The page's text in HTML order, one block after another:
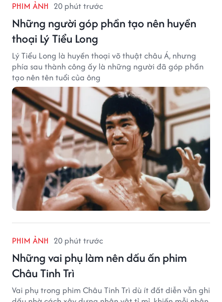
PHIM ẢNH 20 phút trước
Những người góp phần tạo nên huyền
thoại Lý Tiểu Long
Lý Tiểu Long là huyền thoại võ thuật châu Á, nhưng
phía sau thành công ấy là những người đã góp phần
tạo nên tên tuổi của ông
PHIM ẢNH 20 phút trước
Những vai phụ làm nên dấu ấn phim
Châu Tinh Trì
Vai phụ trong phim Châu Tinh Trì dù ít đất diễn vẫn ghi